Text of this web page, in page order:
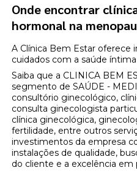
Onde encontrar
hormonal na
A Clínica Bem Estar oferece
cuidados com a saúde
Saiba que a CLINICA BEM
segmento de SAÚDE -
consultório ginecológico,
consulta ginecologista
clínica ginecológica,
fertilidade, entre outros
investimentos da empresa
instalações de qualidade,
do cliente e a excelência em